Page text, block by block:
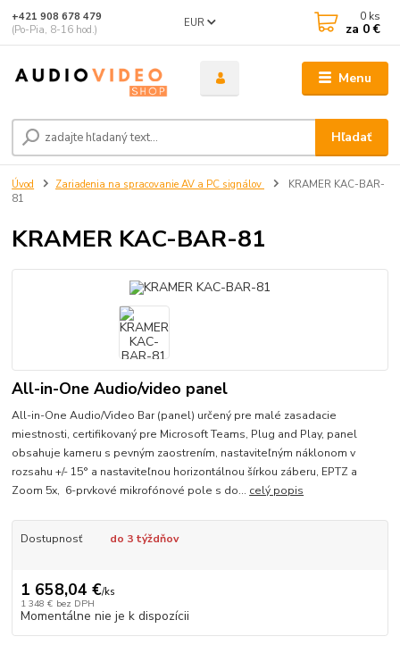
Menu
EUR
Hľadať
+421 908 678 479
(Po-Pia, 8-16 hod.)
0 ks
za 0 €
Úvod Zariadenia na spracovanie AV a PC signálov
KRAMER KAC-BAR-
81
KRAMER KAC-BAR-81
All-in-One Audio/video panel
All-in-One Audio/Video Bar (panel) určený pre malé zasadacie
miestnosti, certifikovaný pre Microsoft Teams, Plug and Play, panel
obsahuje kameru s pevným zaostrením, nastaviteľným náklonom v
rozsahu +/- 15° a nastaviteľnou horizontálnou šírkou záberu, EPTZ a
Zoom 5x, 6-prvkové mikrofónové pole s do... celý popis
Dostupnosť do 3 týždňov
1 658,04 €/ks
1 348 € bez DPH
Momentálne nie je k dispozícii